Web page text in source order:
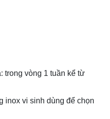
trong vòng 1 tuần kể từ
inox vi sinh dùng để chọn